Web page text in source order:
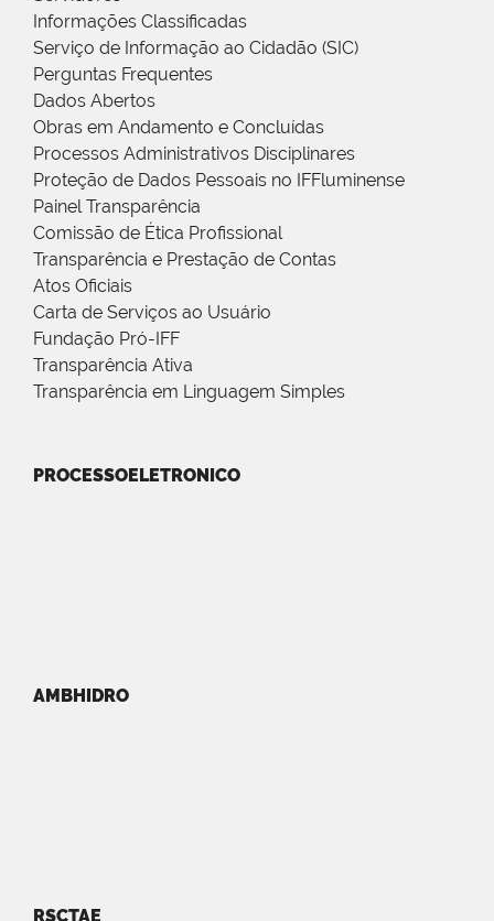
Informações Classificadas
Serviço de Informação ao Cidadão (SIC)
Perguntas Frequentes
Dados Abertos
Obras em Andamento e Concluídas
Processos Administrativos Disciplinares
Proteção de Dados Pessoais no IFFluminense
Painel Transparência
Comissão de Ética Profissional
Transparência e Prestação de Contas
Atos Oficiais
Carta de Serviços ao Usuário
Fundação Pró-IFF
Transparência Ativa
Transparência em Linguagem Simples
PROCESSOELETRONICO
AMBHIDRO
RSCTAE